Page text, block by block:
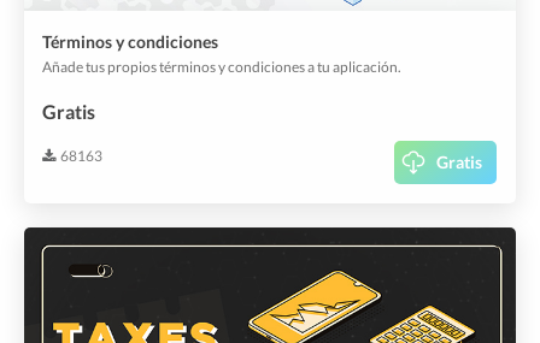
Términos y condiciones
Añade tus propios términos y condiciones a tu aplicación.
Gratis
68163 Gratis